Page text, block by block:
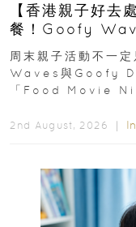
【香港親子好
餐！Goofy
外影院逢週末登
周末親子活動不一
Waves與Goofy
「Food Movie
2nd August, 2026 ｜ In